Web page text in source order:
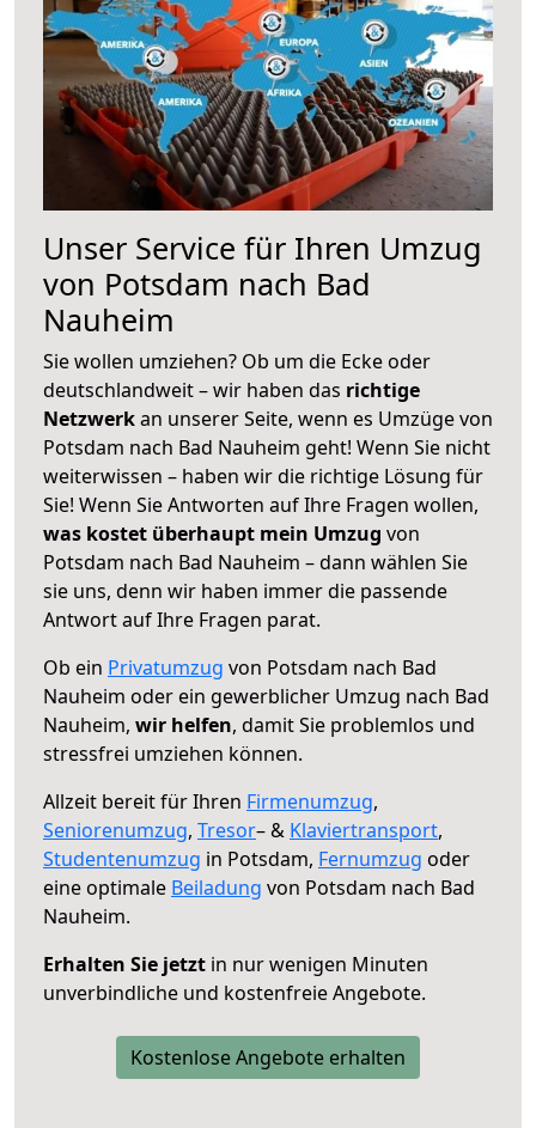
Unser Service für Ihren Umzug
von Potsdam nach Bad
Nauheim
Sie wollen umziehen? Ob um die Ecke oder
deutschlandweit – wir haben das richtige
Netzwerkan unserer Seite, wenn es Umzüge von
Potsdam nach Bad Nauheim geht! Wenn Sie nicht
weiterwissen – haben wir die richtige Lösung für
Sie! Wenn Sie Antworten auf Ihre Fragen wollen,
was kostet überhaupt mein Umzug von
Potsdam nach Bad Nauheim – dann wählen Sie
sie uns, denn wir haben immer die passende
Antwort auf Ihre Fragen parat.
Ob ein Privatumzug von Potsdam nach Bad
Nauheim oder ein gewerblicher Umzug nach Bad
Nauheim, wir helfen, damit Sie problemlos und
stressfrei umziehen können.
Allzeit bereit für Ihren Firmenumzug,
Seniorenumzug, Tresor– & Klaviertransport,
Studentenumzug in Potsdam, Fernumzug oder
eine optimale Beiladung von Potsdam nach Bad
Nauheim.
Erhalten Sie jetzt in nur wenigen Minuten
unverbindliche und kostenfreie Angebote.
Kostenlose Angebote erhalten